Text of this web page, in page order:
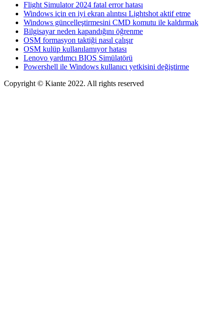
Flight Simulator 2024 fatal error hatası
Windows için en iyi ekran alıntısı Lightshot aktif etme
Windows güncelleştirmesini CMD komutu ile kaldırmak
Bilgisayar neden kapandığını öğrenme
OSM formasyon taktiği nasıl çalışır
OSM kulüp kullanılamıyor hatası
Lenovo yardımcı BIOS Simülatörü
Powershell ile Windows kullanıcı yetkisini değiştirme
Copyright © Kiante 2022. All rights reserved